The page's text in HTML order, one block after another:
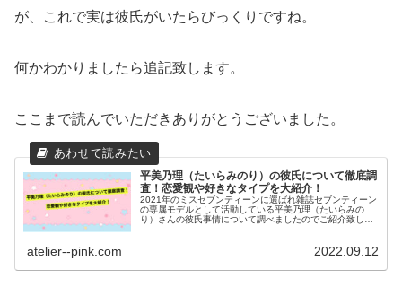
が、これで実は彼氏がいたらびっくりですね。
何かわかりましたら追記致します。
ここまで読んでいただきありがとうございました。
平美乃理（たいらみのり）の彼氏について徹底調
査！恋愛観や好きなタイプを大紹介！
2021年のミスセブンティーンに選ばれ雑誌セブンティーン
の専属モデルとして活動している平美乃理（たいらみの
り）さんの彼氏事情について調べましたのでご紹介致しま
atelier--pink.com 2022.09.12